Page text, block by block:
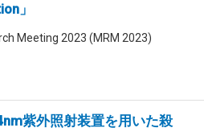
」
Meeting 2023 (MRM 2023)
紫外照射装置を用いた殺